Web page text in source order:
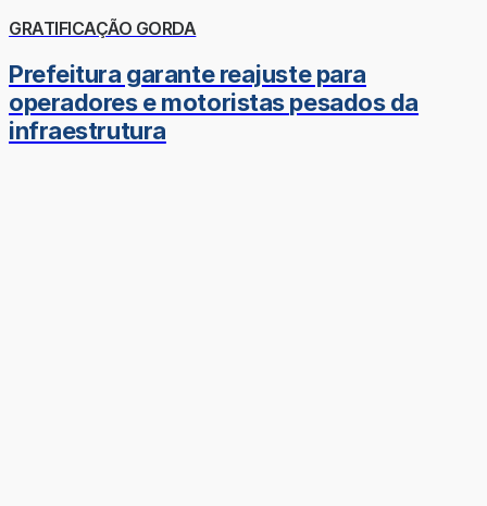
GRATIFICAÇÃO GORDA
Prefeitura garante reajuste para
operadores e motoristas pesados da
infraestrutura